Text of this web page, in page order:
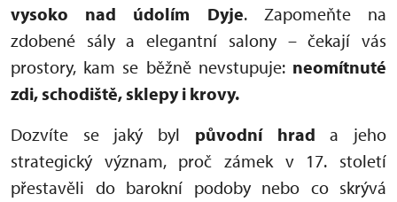
vysoko nad údolím Dyje. Zapomeňte na
zdobené sály a elegantní salony – čekají vás
prostory, kam se běžně nevstupuje: neomítnuté
zdi, schodiště, sklepy i krovy.
Dozvíte se jaký byl původní hrada jeho
strategický význam, proč zámek v 17. století
přestavěli do barokní podoby nebo co skrývá